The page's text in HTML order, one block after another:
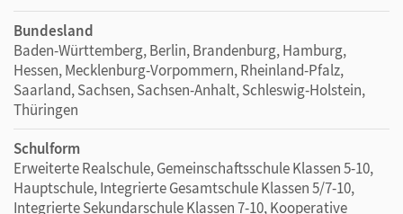
Bundesland
Baden-Württemberg, Berlin, Brandenburg, Hamburg,
Hessen, Mecklenburg-Vorpommern, Rheinland-Pfalz,
Saarland, Sachsen, Sachsen-Anhalt, Schleswig-Holstein,
Thüringen
Schulform
Erweiterte Realschule, Gemeinschaftsschule Klassen 5-10,
Hauptschule, Integrierte Gesamtschule Klassen 5/7-10,
Integrierte Sekundarschule Klassen 7-10, Kooperative